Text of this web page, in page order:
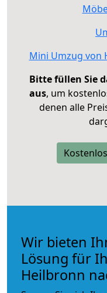
Mini Umzug von
Bitte füllen Sie
aus, um
denen alle
Wir bieten
Lösung für
Heilbronn